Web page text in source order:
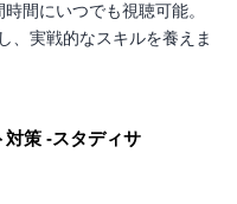
間にいつでも視聴可能。
、実戦的なスキルを養えま
策 -スタディサ